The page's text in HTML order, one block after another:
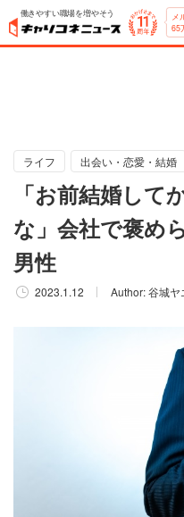
働きやすい職場を増やそう メ
65
ライフ 出会い・恋愛・結婚
「お前結婚して
な」会社で褒め
男性
2023.1.12 Author:谷城ヤ